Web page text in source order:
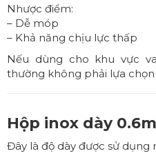
Nhược điểm:
– Dễ móp
– Khả năng chịu lực thấp
Nếu dùng cho khu vực
thường không phải lựa chọn
Hộp inox dày
Đây là độ dày được sử dụng